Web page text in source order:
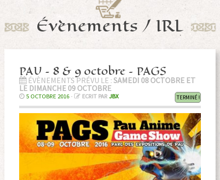
Évènements / IRL
PAU – 8 & 9 octobre – PAGS
ÉVÈNEMENTS PRÉVU LE : SAMEDI 08 OCTOBRE ET
LE DIMANCHE 09 OCTOBRE
TERMINÉ !
5 OCTOBRE 2016- ECRIT PAR JBX